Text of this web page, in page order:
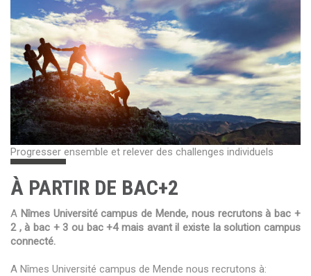
Progresser ensemble et relever des challenges individuels
À PARTIR DE BAC+2
A Nîmes Université campus de Mende, nous recrutons à bac +
2 , à bac + 3 ou bac +4 mais avant il existe la solution campus
connecté.
A Nîmes Université campus de Mende nous recrutons à: